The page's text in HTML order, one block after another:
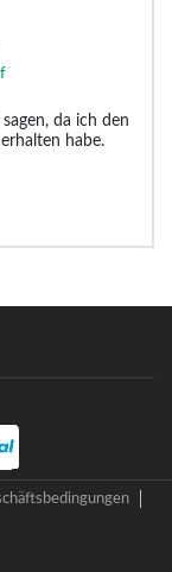
da ich den
habe.